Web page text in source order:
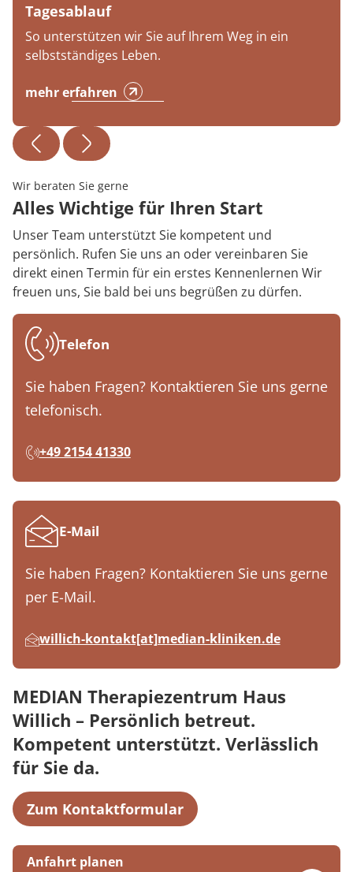
Tagesablauf
So unterstützen wir Sie auf Ihrem Weg in ein
selbstständiges Leben.
mehr erfahren
Wir beraten Sie gerne
Alles Wichtige für Ihren Start
Unser Team unterstützt Sie kompetent und
persönlich. Rufen Sie uns an oder vereinbaren Sie
direkt einen Termin für ein erstes Kennenlernen Wir
freuen uns, Sie bald bei uns begrüßen zu dürfen.
Telefon
Sie haben Fragen? Kontaktieren Sie uns gerne
telefonisch.
+49 2154 41330
E-Mail
Sie haben Fragen? Kontaktieren Sie uns gerne
per E-Mail.
willich-kontakt[at]median-kliniken.de
MEDIAN Therapiezentrum Haus
Willich – Persönlich betreut.
Kompetent unterstützt. Verlässlich
für Sie da.
Zum Kontaktformular
Anfahrt planen